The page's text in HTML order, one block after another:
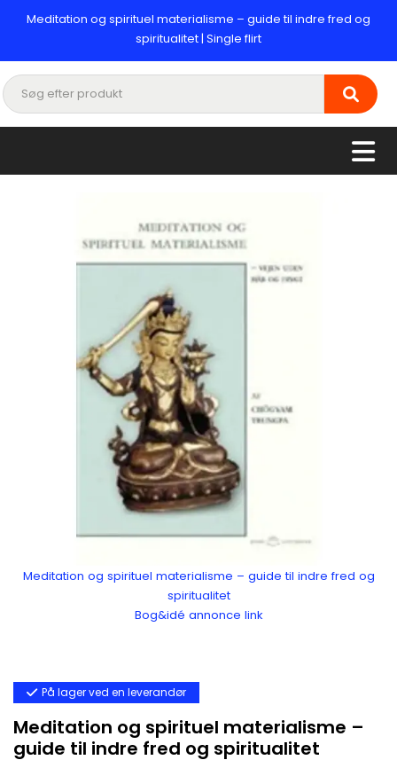
Meditation og spirituel materialisme – guide til indre fred og
spiritualitet | Single flirt
Meditation og spirituel materialisme – guide til indre fred og
spiritualitet
Bog&idé annonce link
På lager ved en leverandør
Meditation og spirituel materialisme –
guide til indre fred og spiritualitet